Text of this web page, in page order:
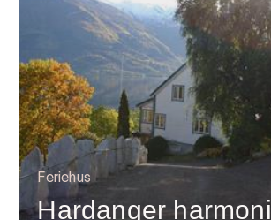
Feriehus
Hardanger harmoni